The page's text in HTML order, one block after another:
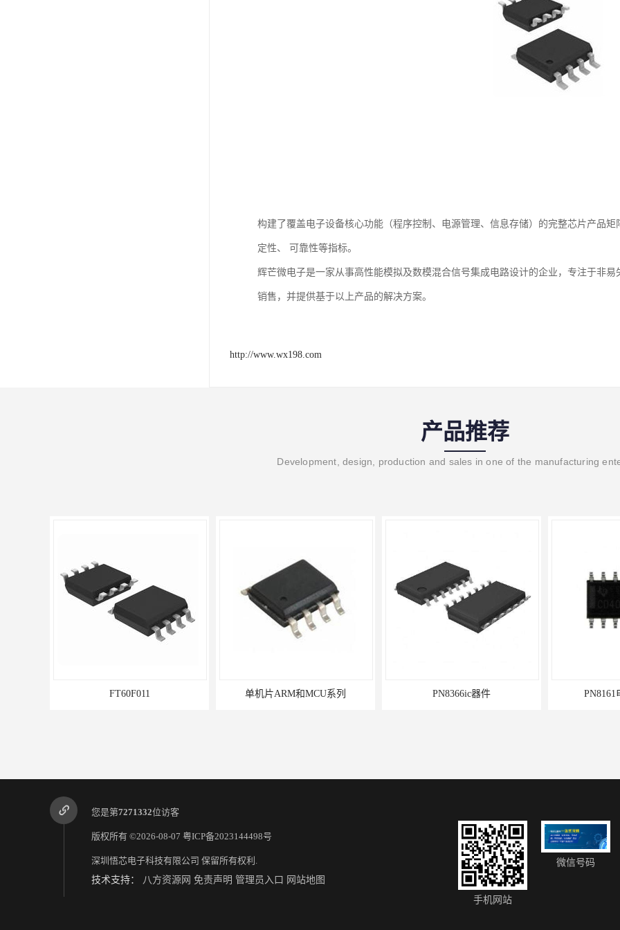
构建了覆盖电子设备核心功能（程序控制、电源管理、信息存储）的完整芯片产品
定性、 可靠性等指标。
辉芒微电子是一家从事高性能模拟及数模混合信号集成电路设计的企业，专注于非
销售，并提供基于以上产品的解决方案。
http://www.wx198.com
产品推荐
Development, design, production and sales in one of the manufacturing
FT60F011 单机片ARM和MCU系列 PN8366ic器件 PN8161
常用电源ic FT60F111 ST单片机STM8S003F3P6
您是第7271332位访客
版权所有 ©2026-08-07 粤ICP备2023144498号
深圳悟芯电子科技有限公司 保留所有权利.
技术支持：
八方资源网 免责声明 管理员入口 网站地图
手机网站
微信号码